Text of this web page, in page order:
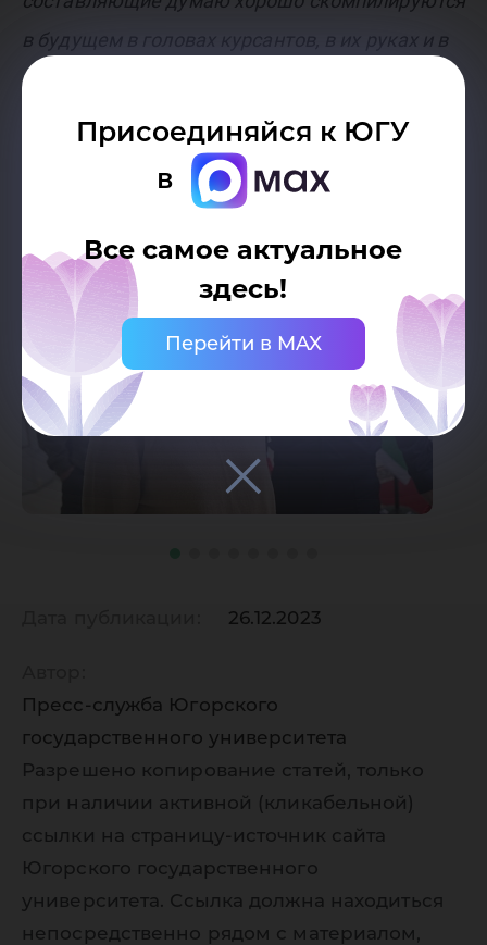
Присоединяйся к ЮГУ
в
Все самое актуальное
здесь!
Перейти в MAX
в будущем в головах курсантов, в их руках и в
общем образе человека, который выпустится
из Военного учебного центра».
26.12.2023
Пресс-служба Югорского
государственного университета
Разрешено копирование статей, только
при наличии активной (кликабельной)
ссылки на страницу-источник сайта
Югорского государственного
университета. Ссылка должна находиться
непосредственно рядом с материалом,